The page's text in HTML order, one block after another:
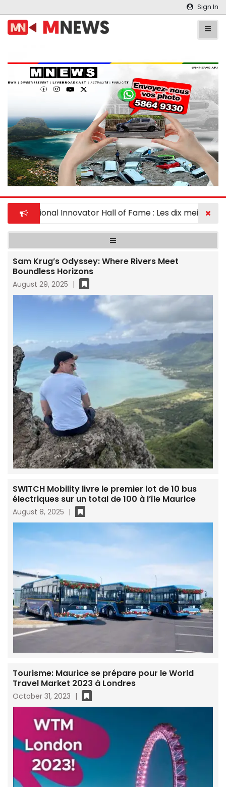
Sign In
National Innovator Hall of Fame : Les dix meilleurs
Sam Krug’s Odyssey: Where Rivers Meet
Boundless Horizons
August 29, 2025 |
SWITCH Mobility livre le premier lot de 10 bus
électriques sur un total de 100 à l’île Maurice
August 8, 2025 |
Tourisme: Maurice se prépare pour le World
Travel Market 2023 à Londres
October 31, 2023 |